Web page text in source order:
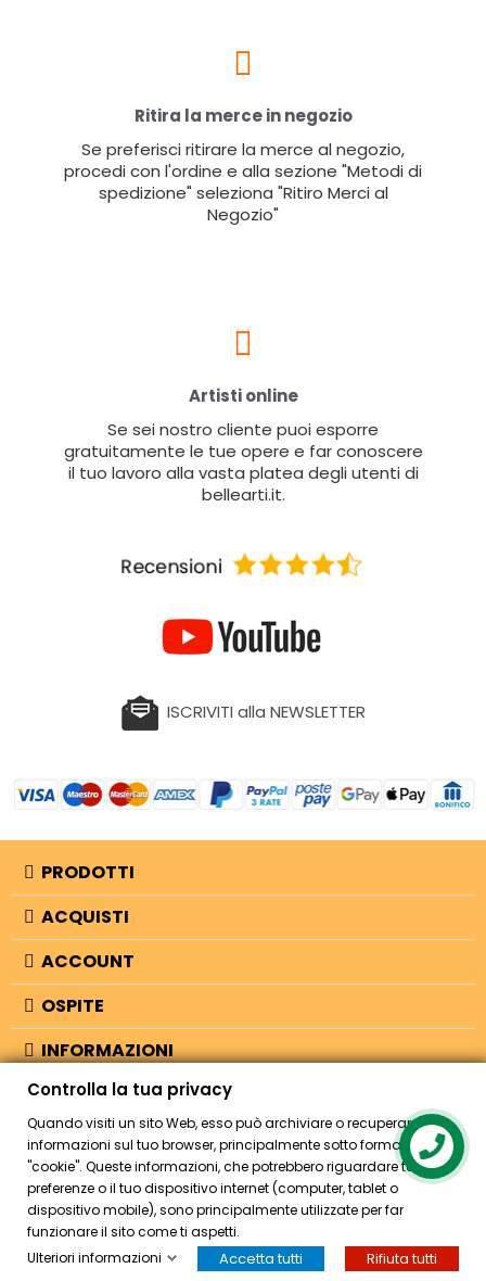
Ritira la merce in negozio
Se preferisci ritirare la merce al negozio,
procedi con l'ordine e alla sezione "Metodi di
spedizione" seleziona "Ritiro Merci al
Negozio"
Artisti online
Se sei nostro cliente puoi esporre
gratuitamente le tue opere e far conoscere
il tuo lavoro alla vasta platea degli utenti di
bellearti.it.
ISCRIVITI alla NEWSLETTER
PRODOTTI
ACQUISTI
ACCOUNT
OSPITE
INFORMAZIONI
NEGOZIO
© 2026 - Bellearti.it -credits
HOME ACCOUNT CASSA CERCA
Controlla la tua privacy
Quando visiti un sito Web, esso può archiviare o recuperare
informazioni sul tuo browser, principalmente sotto forma di
"cookie". Queste informazioni, che potrebbero riguardare te, le tue
preferenze o il tuo dispositivo internet (computer, tablet o
dispositivo mobile), sono principalmente utilizzate per far
funzionare il sito come ti aspetti.
Ulteriori informazioni
Accetta tutti Rifiuta tutti